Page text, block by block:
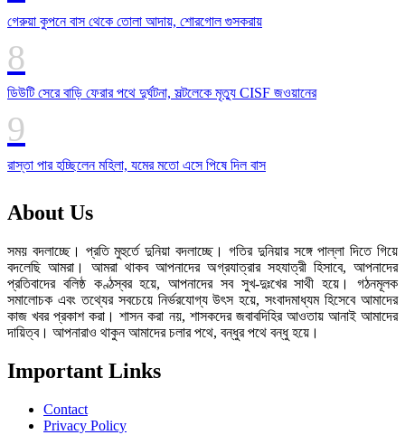
গেরুয়া কুপনে বাস থেকে তোলা আদায়, শোরগোল গুসকরায়
ডিউটি সেরে বাড়ি ফেরার পথে দুর্ঘটনা, সল্টলেকে মৃত্যু CISF জওয়ানের
রাস্তা পার হচ্ছিলেন মহিলা, যমের মতো এসে পিষে দিল বাস
About Us
সময় বদলাচ্ছে। প্রতি মুহুর্তে দুনিয়া বদলাচ্ছে। গতির দুনিয়ার সঙ্গে পাল্লা দিতে গিয়ে
বদলেছি আমরা। আমরা থাকব আপনাদের অগ্রযাত্রার সহযাত্রী হিসাবে, আপনাদের
প্রতিবাদের বলিষ্ঠ কণ্ঠস্বর হয়ে, আপনাদের সব সুখ-দুঃখের সাথী হয়ে। গঠনমূলক
সমালোচক এবং তথ্যের সবচেয়ে নির্ভরযোগ্য উ‍ৎস হয়ে, সংবাদমাধ্যম হিসেবে আমাদের
কাজ খবর প্রকাশ করা। শাসন করা নয়, শাসকদের জবাবদিহির আওতায় আনাই আমাদের
দায়িত্ব। আপনারাও থাকুন আমাদের চলার পথে, বন্ধুর পথে বন্ধু হয়ে।
Important Links
Contact
Privacy Policy